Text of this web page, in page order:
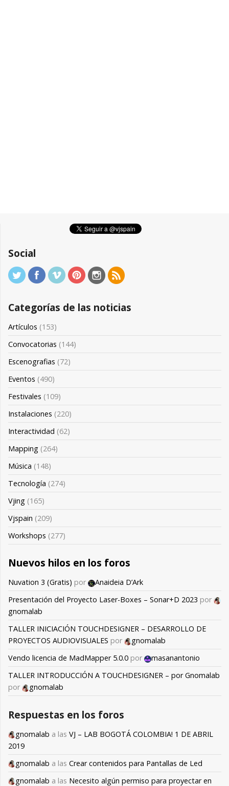
Social
Categorías de las noticias
Artículos (153)
Convocatorias (144)
Escenografias (72)
Eventos (490)
Festivales (109)
Instalaciones (220)
Interactividad (62)
Mapping (264)
Música (148)
Tecnología (274)
Vjing (165)
Vjspain (209)
Workshops (277)
Nuevos hilos en los foros
Nuvation 3 (Gratis) por
Anaideia D’Ark
Presentación del Proyecto Laser-Boxes – Sonar+D 2023 por
gnomalab
TALLER INICIACIÓN TOUCHDESIGNER – DESARROLLO DE
PROYECTOS AUDIOVISUALES por
gnomalab
Vendo licencia de MadMapper 5.0.0 por
masanantonio
TALLER INTRODUCCIÓN A TOUCHDESIGNER – por Gnomalab
por
gnomalab
Respuestas en los foros
gnomalab a las VJ – LAB BOGOTÁ COLOMBIA! 1 DE ABRIL
2019
gnomalab a las Crear contenidos para Pantallas de Led
gnomalab a las Necesito algún permiso para proyectar en